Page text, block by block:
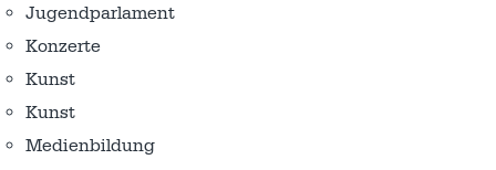
Jugendparlament
Konzerte
Kunst
Kunst
Medienbildung